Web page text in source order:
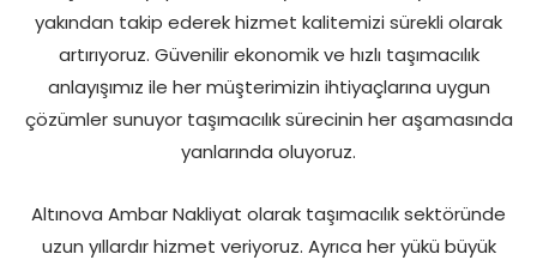
yakından takip ederek hizmet kalitemizi sürekli olarak
artırıyoruz. Güvenilir ekonomik ve hızlı taşımacılık
anlayışımız ile her müşterimizin ihtiyaçlarına uygun
çözümler sunuyor taşımacılık sürecinin her aşamasında
yanlarında oluyoruz.
Altınova Ambar Nakliyat olarak taşımacılık sektöründe
uzun yıllardır hizmet veriyoruz. Ayrıca her yükü büyük